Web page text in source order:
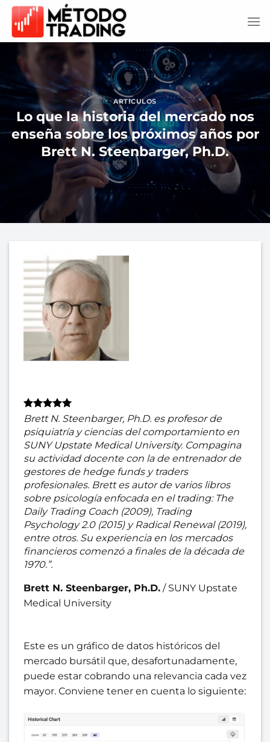
Saltar
contenido
ARTICULOS
Lo que la historia del mercado nos
enseña sobre los próximos años por
Brett N. Steenbarger, Ph.D.
Brett N. Steenbarger, Ph.D. es profesor de
psiquiatría y ciencias del comportamiento en
SUNY Upstate Medical University. Compagina
su actividad docente con la de entrenador de
gestores de hedge funds y traders
profesionales. Brett es autor de varios libros
sobre psicología enfocada en el trading: The
Daily Trading Coach (2009), Trading
Psychology 2.0 (2015) y Radical Renewal (2019),
entre otros. Su experiencia en los mercados
financieros comenzó a finales de la década de
1970.”.
Brett N. Steenbarger, Ph.D. / SUNY Upstate
Medical University
Este es un gráfico de datos históricos del
mercado bursátil que, desafortunadamente,
puede estar cobrando una relevancia cada vez
mayor. Conviene tener en cuenta lo siguiente: